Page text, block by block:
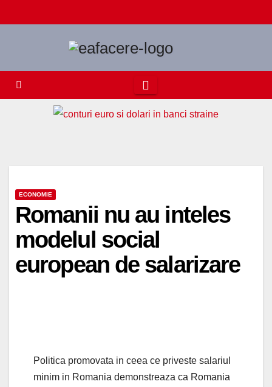
to
ECONOMIE
Romanii nu au inteles
modelul social
european de salarizare
Politica promovata in ceea ce priveste salariul
minim in Romania demonstreaza ca Romania